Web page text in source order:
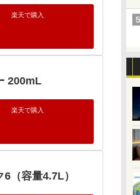
楽天で購入
200mL
楽天で購入
（容量4.7L）